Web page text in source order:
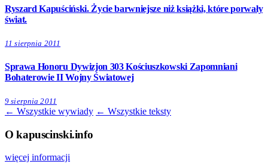
Ryszard Kapuściński. Życie barwniejsze niż książki, które porwały
świat.
11 sierpnia 2011
Sprawa Honoru Dywizjon 303 Kościuszkowski Zapomniani
Bohaterowie II Wojny Światowej
9 sierpnia 2011
← Wszystkie wywiady ← Wszystkie teksty
O kapuscinski.info
więcej informacji